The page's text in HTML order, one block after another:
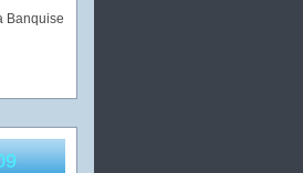
Banquise